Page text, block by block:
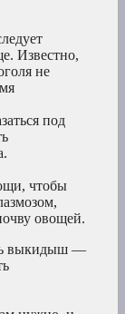
Известно,
не
под
чтобы
овощей.
выкидыш —